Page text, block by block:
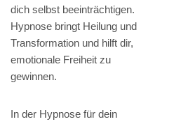
dich selbst beeinträchtigen.
Hypnose bringt Heilung und
Transformation und hilft dir,
emotionale Freiheit zu
gewinnen.
In der Hypnose für dein